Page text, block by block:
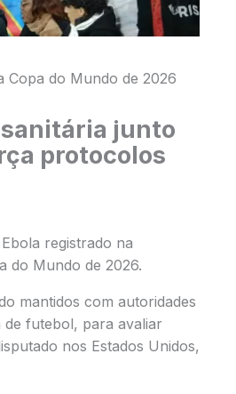
Copa do Mundo de 2026
junto
protocolos
Ebola registrado na
do Mundo de 2026.
mantidos com autoridades
de futebol, para avaliar
nos Estados Unidos,